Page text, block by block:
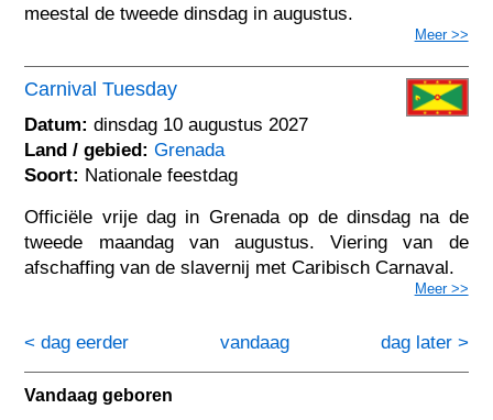
meestal de tweede dinsdag in augustus.
Meer >>
Carnival Tuesday
Datum: dinsdag 10 augustus 2027
Land / gebied: Grenada
Soort: Nationale feestdag
Officiële vrije dag in Grenada op de dinsdag na de
tweede maandag van augustus. Viering van de
afschaffing van de slavernij met Caribisch Carnaval.
Meer >>
< dag eerder dag later >
vandaag
Vandaag geboren